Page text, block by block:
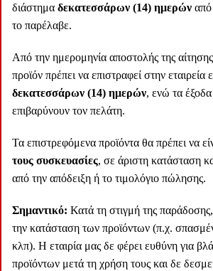
διάστημα δεκατεσσάρων (14) ημερών από
το παρέλαβε.
Από την ημερομηνία αποστολής της
προϊόν πρέπει να επιστραφεί στην εταιρεία
δεκατεσσάρων (14) ημερών, ενώ τα
επιβαρύνουν τον πελάτη.
Τα επιστρεφόμενα προϊόντα θα πρέπει να
τους συσκευασίες, σε άριστη κατάσταση
από την απόδειξη ή το τιμολόγιο πώλησης.
Σημαντικό: Κατά τη στιγμή της
την κατάσταση των προϊόντων (π.χ.
κλπ). H εταιρία μας δε φέρει ευθύνη για
προϊόντων μετά τη χρήση τους και δε